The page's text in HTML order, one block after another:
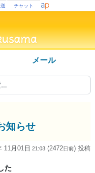
チャット
メール
知らせ
11月01日 21:03 (2472日前) 投稿
た